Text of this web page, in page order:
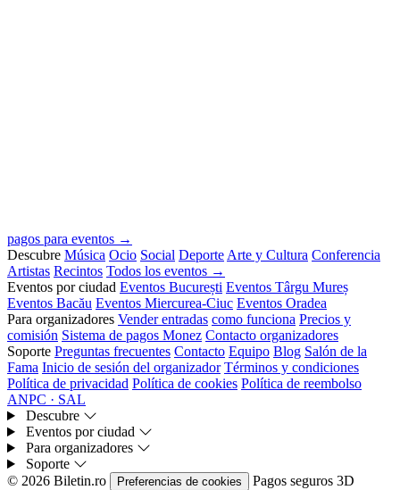
pagos para eventos →
Descubre Música Ocio Social Deporte Arte y Cultura Conferencia
Artistas Recintos Todos los eventos →
Eventos por ciudad Eventos București Eventos Târgu Mureș
Eventos Bacău Eventos Miercurea-Ciuc Eventos Oradea
Para organizadores Vender entradas como funciona Precios y
comisión Sistema de pagos Monez Contacto organizadores
Soporte Preguntas frecuentes Contacto Equipo Blog Salón de la
Fama Inicio de sesión del organizador Términos y condiciones
Política de privacidad Política de cookies Política de reembolso
ANPC · SAL
Descubre
Eventos por ciudad
Para organizadores
Soporte
© 2026 Biletin.ro
Preferencias de cookies Pagos seguros 3D